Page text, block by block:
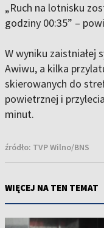
„Ruch na lotnisku
godziny 00:35” –
W wyniku zaistniałej
Awiwu, a kilka
skierowanych do
powietrznej i
minut.
źródło: TVP Wilno/BNS
WIĘCEJ NA TEN TEMAT